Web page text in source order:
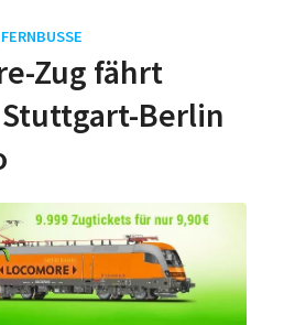
FERNBUSSE
Zug fährt
Berlin